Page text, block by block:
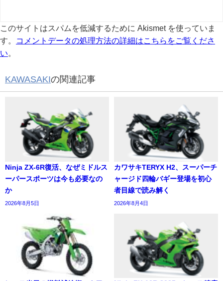
このサイトはスパムを低減するために Akismet を使っていま
す。
コメントデータの処理方法の詳細はこちらをご覧くださ
い。
KAWASAKI の関連記事
Ninja ZX-6R復活、なぜミドルス
ーパースポーツは今も必要なの
か
2026年8月5日
カワサキTERYX H2、スーパーチ
ャージド四輪バギー登場を初心
者目線で読み解く
2026年8月4日